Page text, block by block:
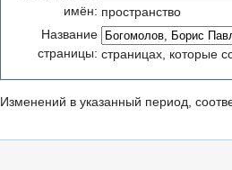
имён: пространство
Название
страницы: страницах, которые
Изменений в указанный период,